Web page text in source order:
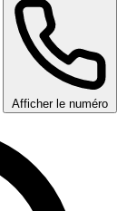
Afficher le numéro